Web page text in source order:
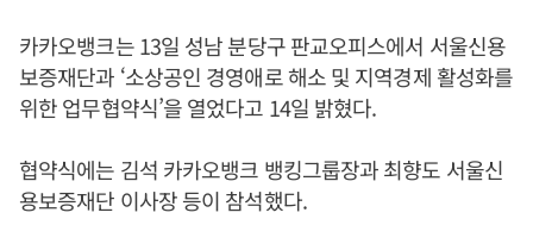
카카오뱅크는 13일 성남 분당구 판교오피스에서 서울신용
보증재단과 ‘소상공인 경영애로 해소 및 지역경제 활성화를
위한 업무협약식’을 열었다고 14일 밝혔다.
협약식에는 김석 카카오뱅크 뱅킹그룹장과 최향도 서울신
용보증재단 이사장 등이 참석했다.